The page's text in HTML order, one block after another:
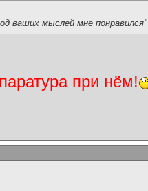
ваших мыслей мне понравился"
при нём!